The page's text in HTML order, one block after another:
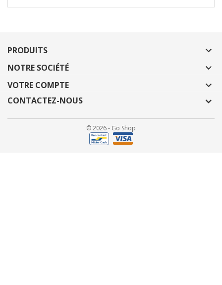
PRODUITS 
NOTRE SOCIÉTÉ 
VOTRE COMPTE 
CONTACTEZ-NOUS
© 2026 - Go Shop